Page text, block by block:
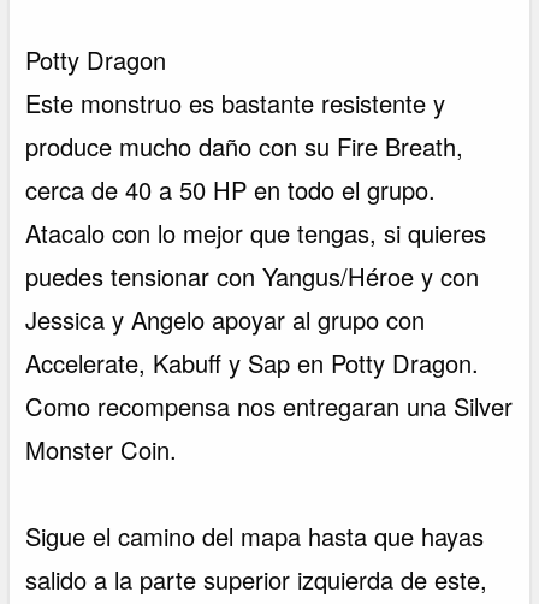
Potty Dragon
Este monstruo es bastante resistente y
produce mucho daño con su Fire Breath,
cerca de 40 a 50 HP en todo el grupo.
Atacalo con lo mejor que tengas, si quieres
puedes tensionar con Yangus/Héroe y con
Jessica y Angelo apoyar al grupo con
Accelerate, Kabuff y Sap en Potty Dragon.
Como recompensa nos entregaran una Silver
Monster Coin.
Sigue el camino del mapa hasta que hayas
salido a la parte superior izquierda de este,